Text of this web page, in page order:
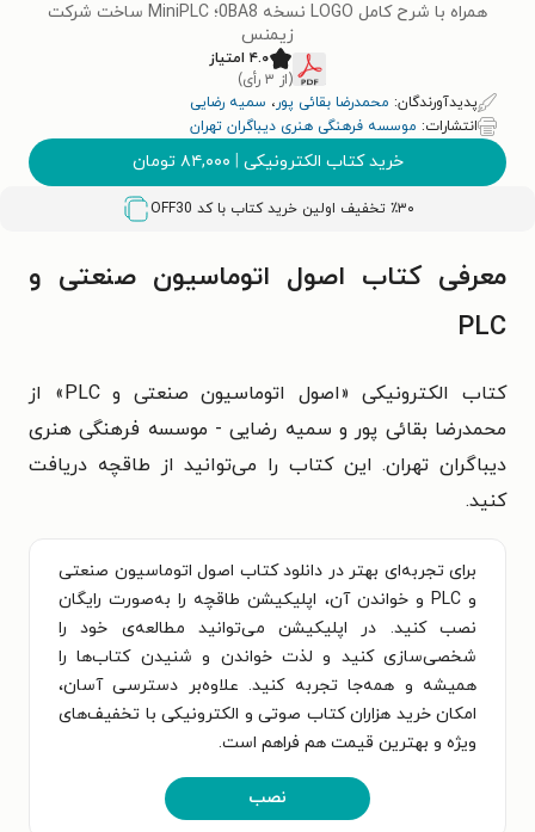
همراه با شرح کامل LOGO نسخه 0BA8؛ MiniPLC ساخت شرکت
زیمنس
۴.۰ امتیاز
(از ۳ رأی)
پدیدآورندگان: محمدرضا بقائی پور، سمیه رضایی
انتشارات: موسسه فرهنگی هنری دیباگران تهران
خرید کتاب الکترونیکی | ۸۴,۰۰۰ تومان
٪۳۰ تخفیف اولین خرید کتاب با کد OFF30
معرفی کتاب اصول اتوماسیون صنعتی و
PLC
کتاب الکترونیکی «اصول اتوماسیون صنعتی و PLC» از
محمدرضا بقائی پور و سمیه رضایی - موسسه فرهنگی هنری
دیباگران تهران. این کتاب را می‌توانید از طاقچه دریافت
کنید.
برای تجربه‌ای بهتر در دانلود کتاب اصول اتوماسیون صنعتی
و PLC و خواندن آن، اپلیکیشن طاقچه را به‌صورت رایگان
نصب کنید. در اپلیکیشن می‌توانید مطالعه‌ی خود را
شخصی‌سازی کنید و لذت خواندن و شنیدن کتاب‌ها را
همیشه و همه‌جا تجربه کنید. علاوه‌بر دسترسی آسان،
امکان خرید هزاران کتاب صوتی و الکترونیکی با تخفیف‌های
ویژه و بهترین قیمت هم فراهم است.
نصب